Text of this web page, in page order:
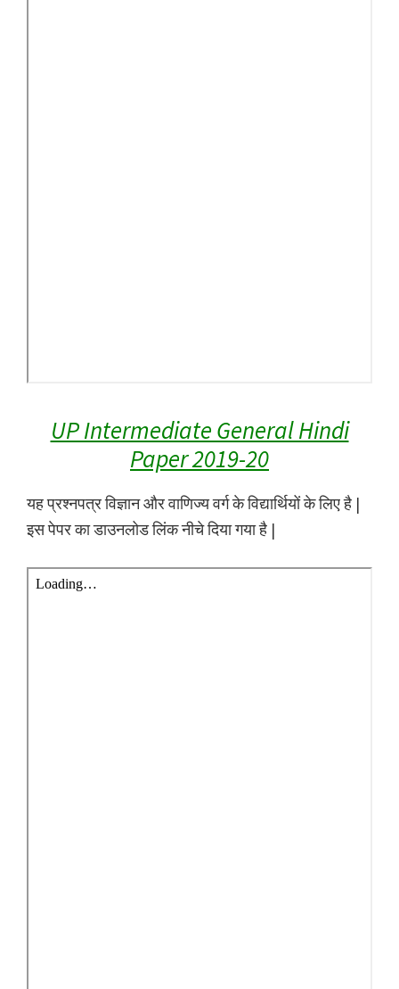
UP Intermediate General Hindi
Paper 2019-20
यह प्रश्नपत्र विज्ञान और वाणिज्य वर्ग के विद्यार्थियों के लिए है |
इस पेपर का डाउनलोड लिंक नीचे दिया गया है |